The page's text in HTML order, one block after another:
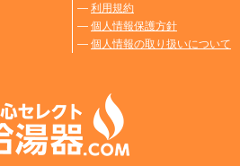
― 利用規約
― 個人情報保護方針
― 個人情報の取り扱いについて